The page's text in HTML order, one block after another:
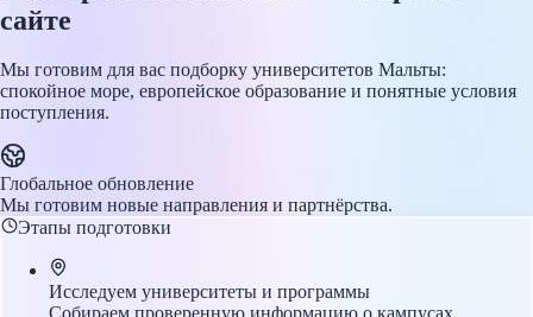
сайте
Мы готовим для вас подборку университетов Мальты:
спокойное море, европейское образование и понятные условия
поступления.
Глобальное обновление
Мы готовим новые направления и партнёрства.
Этапы подготовки
Исследуем университеты и программы